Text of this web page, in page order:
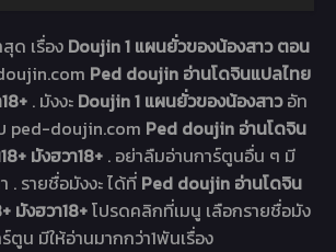
ด เรื่อง Doujin 1 แผนยั่วของน้องสาว ตอน
Ped doujin อ่านโดจินแปลไทย
. มังงะ Doujin 1 แผนยั่วของน้องสาวอัท
ped-doujin.com Ped doujin อ่านโดจิน
มังฮวา18+ . อย่าลืมอ่านการ์ตูนอื่น ๆ มี
. รายชื่อมังงะ ได้ที่ Ped doujin อ่านโดจิน
มังฮวา18+โปรดคลิกที่เมนู เลือกรายชื่อมัง
ร์ตูน มีให้อ่านมากกว่า1พันเรื่อง